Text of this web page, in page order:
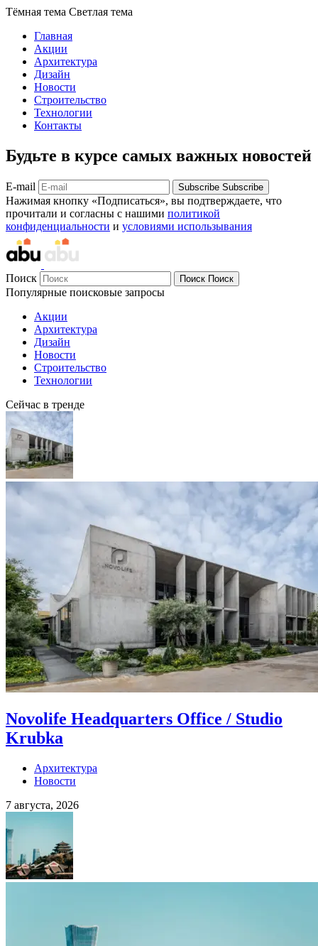
Тёмная тема Светлая тема
Главная
Акции
Архитектура
Дизайн
Новости
Строительство
Технологии
Контакты
Будьте в курсе самых важных новостей
E-mail Subscribe Subscribe
Нажимая кнопку «Подписаться», вы подтверждаете, что
прочитали и согласны с нашими политикой
конфиденциальности и условиями использывания
Поиск Поиск Поиск
Популярные поисковые запросы
Акции
Архитектура
Дизайн
Новости
Строительство
Технологии
Сейчас в тренде
Novolife Headquarters Office / Studio
Krubka
Архитектура
Новости
7 августа, 2026